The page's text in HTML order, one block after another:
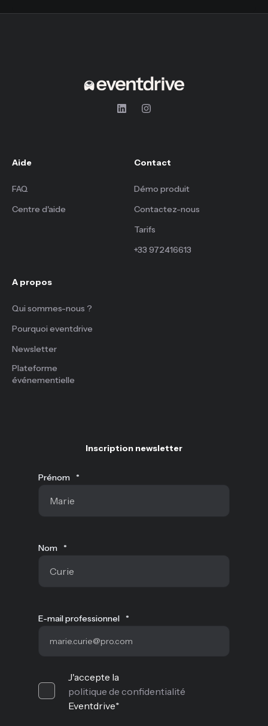
Aide
FAQ
Centre d'aide
Contact
Démo produit
Contactez-nous
Tarifs
+33 972416613
A propos
Qui sommes-nous ?
Pourquoi eventdrive
Newsletter
Plateforme
événementielle
Inscription newsletter
Prénom *
Nom *
E-mail professionnel *
J'accepte la
politique de confidentialité
Eventdrive*